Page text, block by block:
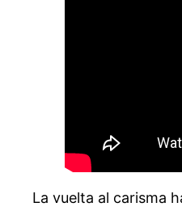
La vuelta al carisma